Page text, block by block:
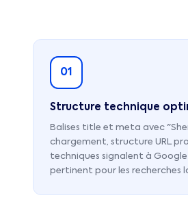
01
Structure technique
Balises title et meta avec
chargement, structure URL
techniques signalent à
pertinent pour les recherches